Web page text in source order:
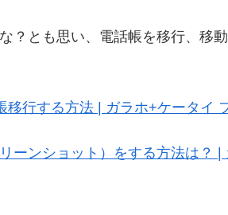
？とも思い、電話帳を移行、移
行する方法 | ガラホ+ケータイ
ーンショット）をする方法は？